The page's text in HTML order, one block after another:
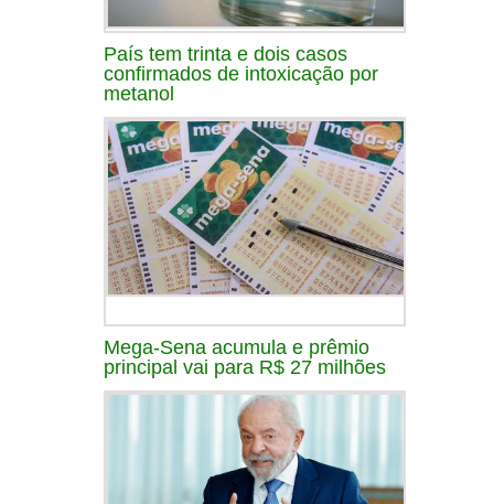
País tem trinta e dois casos
confirmados de intoxicação por
metanol
Mega-Sena acumula e prêmio
principal vai para R$ 27 milhões